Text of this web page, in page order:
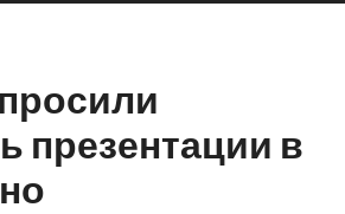
презентации в